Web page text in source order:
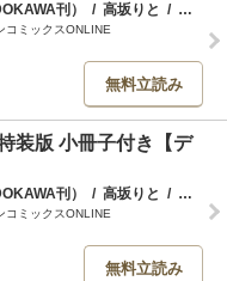
刊） / 高坂りと /
コミックスONLINE
無料立読み
装版 小冊子付き【デ
刊） / 高坂りと /
コミックスONLINE
無料立読み